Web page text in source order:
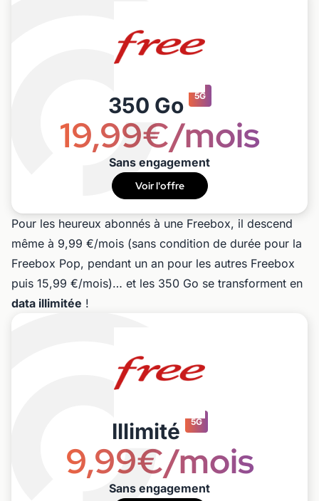
350 Go 5G
19,99€/mois
Sans engagement
Voir l'offre
Pour les heureux abonnés à une Freebox, il descend
même à 9,99 €/mois (sans condition de durée pour la
Freebox Pop, pendant un an pour les autres Freebox
puis 15,99 €/mois)… et les 350 Go se transforment en
data illimitée !
Illimité 5G
9,99€/mois
Sans engagement